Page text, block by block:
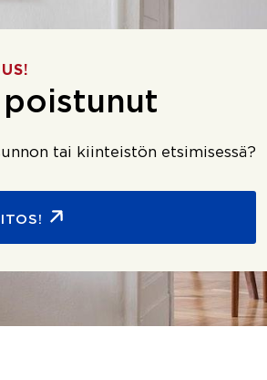
poistunut
tai kiinteistön etsimisessä?